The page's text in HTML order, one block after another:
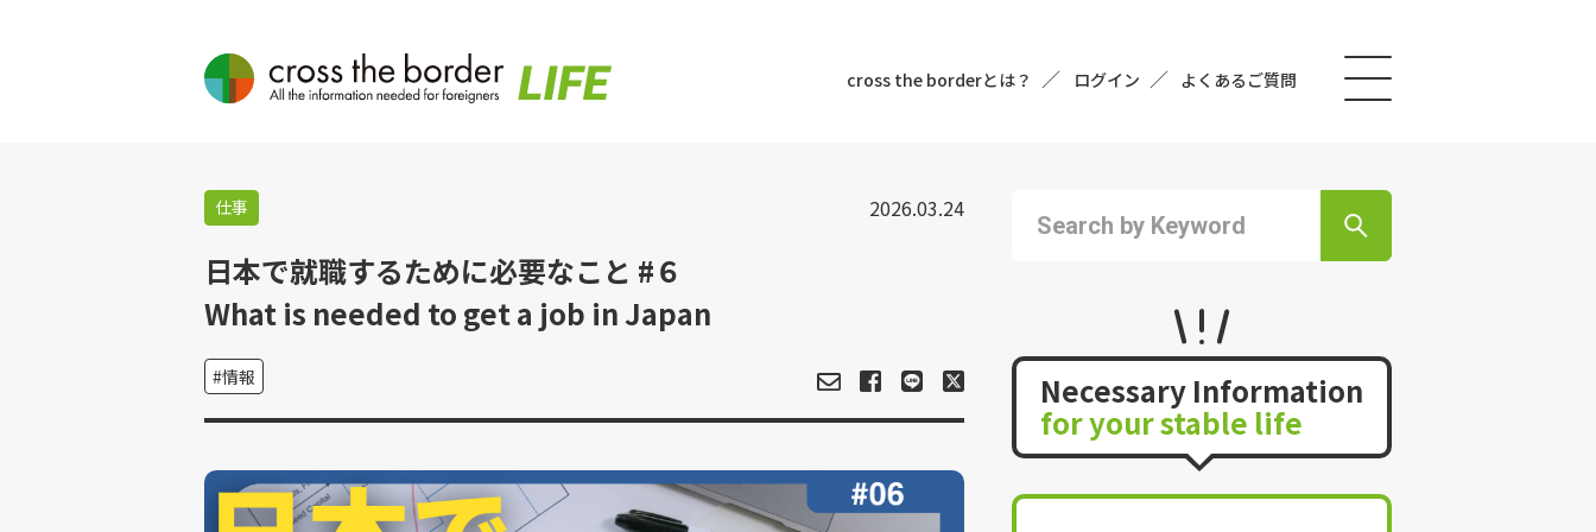
cross the borderとは？ ログイン よくあるご質問
仕事 2026.03.24
日本で就職するために必要なこと #６
What is needed to get a job in Japan
情報 Necessary Information
for your stable life